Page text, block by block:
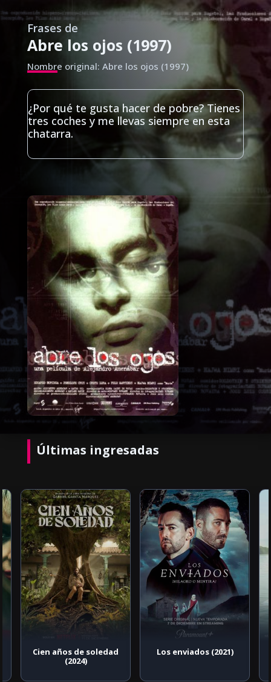
Frases de
Abre los ojos (1997)
Nombre original: Abre los ojos (1997)
¿Por qué te gusta hacer de pobre? Tienes
tres coches y me llevas siempre en esta
chatarra.
Últimas ingresadas
Cien años de soledad
(2024)
Los enviados (2021)